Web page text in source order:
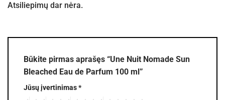
Atsiliepimų dar nėra.
Būkite pirmas aprašęs “Une Nuit Nomade Sun
Bleached Eau de Parfum 100 ml”
Jūsų įvertinimas*